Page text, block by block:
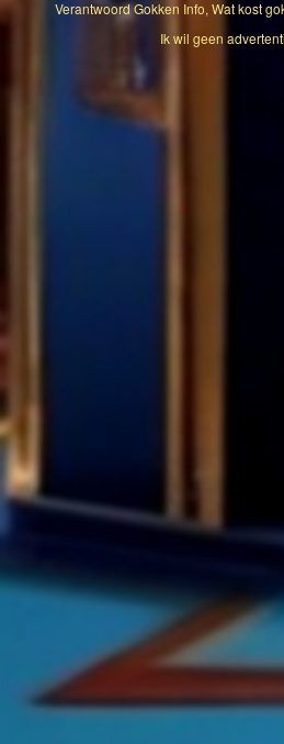
Verantwoord Gokken Info, Wat kost
Ik wil geen